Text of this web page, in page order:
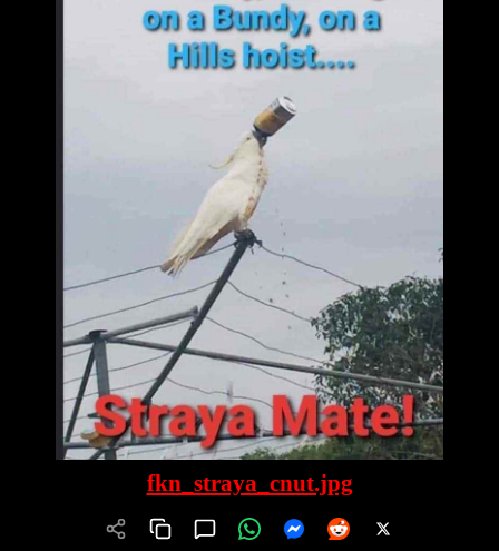
fkn_straya_cnut.jpg